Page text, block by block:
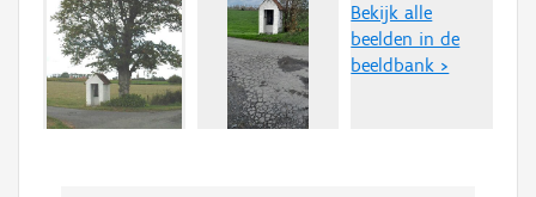
Bekijk alle
beelden in de
beeldbank >